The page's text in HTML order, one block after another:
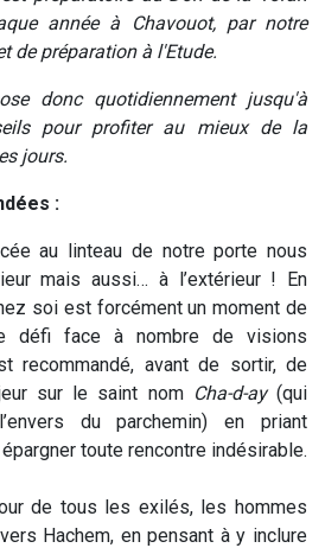
année à Chavouot, par notre
de préparation à l'Etude.
donc quotidiennement jusqu'à
pour profiter au mieux de la
jours.
:
au linteau de notre porte nous
mais aussi… à l’extérieur ! En
soi est forcément un moment de
défi face à nombre de visions
recommandé, avant de sortir, de
sur le saint nom Cha-d-ay(qui
du parchemin) en priant
toute rencontre indésirable.
de tous les exilés, les hommes
Hachem, en pensant à y inclure